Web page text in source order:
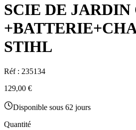
SCIE DE JARDIN
STIHL
Réf : 235134
129,00 €
Disponible sous 62 jours
Quantité